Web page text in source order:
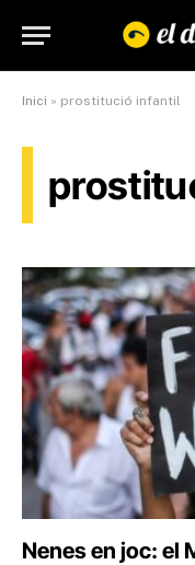
Inici » prostitució infantil
Nenes en joc: el